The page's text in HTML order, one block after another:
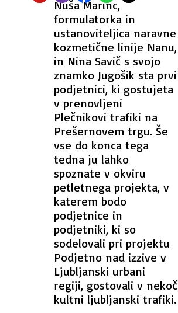
Nuša Marinc,
formulatorka in
ustanoviteljica naravne
kozmetične linije Nanu,
in Nina Savič s svojo
znamko Jugošik sta prvi
podjetnici, ki gostujeta
v prenovljeni
Plečnikovi trafiki na
Prešernovem trgu. Še
vse do konca tega
tedna ju lahko
spoznate v okviru
petletnega projekta, v
katerem bodo
podjetnice in
podjetniki, ki so
sodelovali pri projektu
Podjetno nad izzive v
Ljubljanski urbani
regiji, gostovali v nekoč
kultni ljubljanski trafiki.